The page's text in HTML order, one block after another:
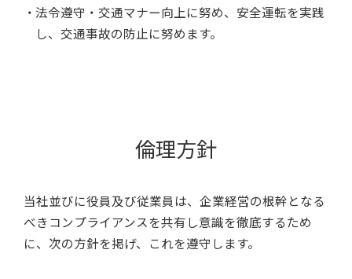
法令遵守・交通マナー向上に努め、安全運転を実践
し、交通事故の防止に努めます。
倫理方針
当社並びに役員及び従業員は、企業経営の根幹となる
べきコンプライアンスを共有し意識を徹底するため
に、次の方針を掲げ、これを遵守します。